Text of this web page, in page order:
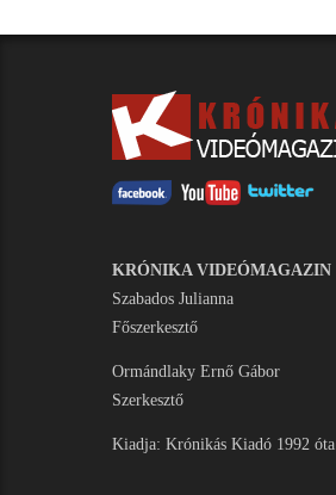
KRÓNIKA VIDEÓMAGAZIN
Szabados Julianna
Főszerkesztő
Ormándlaky Ernő Gábor
Szerkesztő
Kiadja: Krónikás Kiadó 1992 óta.